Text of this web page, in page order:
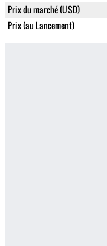
Prix du marché (USD)
Prix (au Lancement)